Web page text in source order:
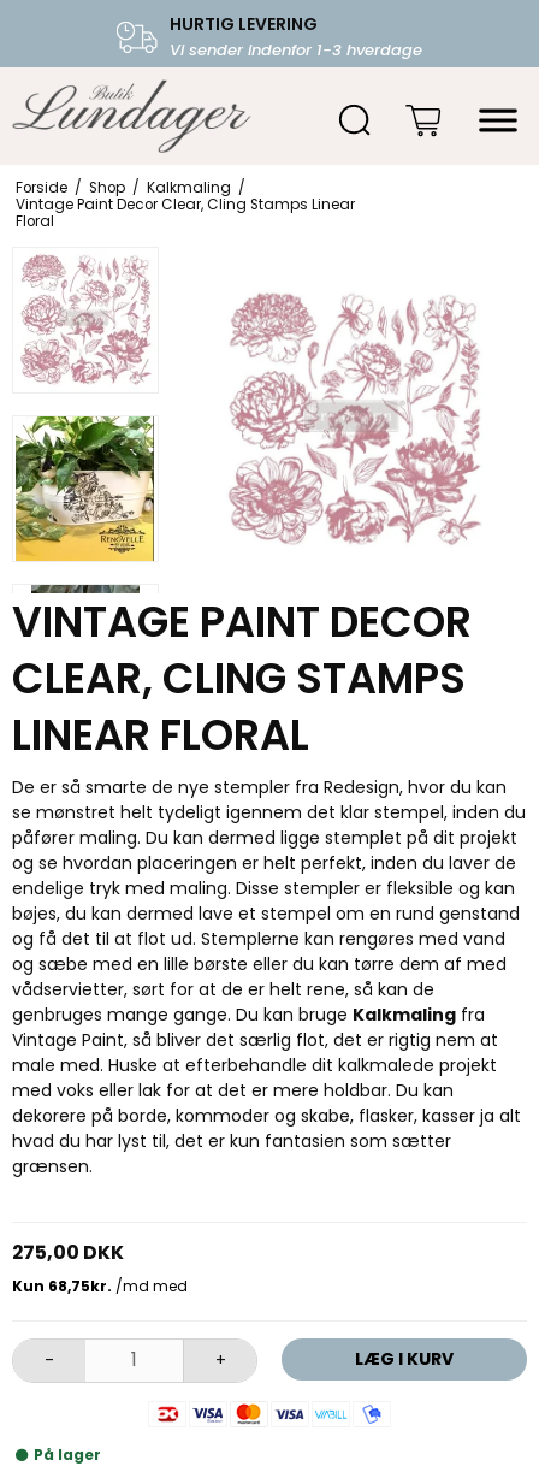
HURTIG LEVERING
Vi sender indenfor 1-3 hverdage
FRI FRAGT OVER 599.-
Starter fra 39,-
Forside / Shop / Kalkmaling /
Vintage Paint Decor Clear, Cling Stamps Linear
Floral
VINTAGE PAINT DECOR
CLEAR, CLING STAMPS
LINEAR FLORAL
De er så smarte de nye stempler fra Redesign, hvor du kan
se mønstret helt tydeligt igennem det klar stempel, inden du
påfører maling. Du kan dermed ligge stemplet på dit projekt
og se hvordan placeringen er helt perfekt, inden du laver de
endelige tryk med maling. Disse stempler er fleksible og kan
bøjes, du kan dermed lave et stempel om en rund genstand
og få det til at flot ud. Stemplerne kan rengøres med vand
og sæbe med en lille børste eller du kan tørre dem af med
vådservietter, sørt for at de er helt rene, så kan de
genbruges mange gange. Du kan bruge Kalkmaling fra
Vintage Paint, så bliver det særlig flot, det er rigtig nem at
male med. Huske at efterbehandle dit kalkmalede projekt
med voks eller lak for at det er mere holdbar. Du kan
dekorere på borde, kommoder og skabe, flasker, kasser ja alt
hvad du har lyst til, det er kun fantasien som sætter
grænsen.
275,00 DKK
- + LÆG I KURV
På lager